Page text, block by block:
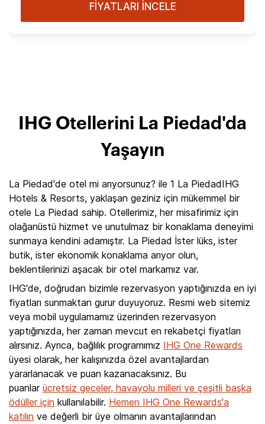
FİYATLARI İNCELE
IHG Otellerini La Piedad'da
Yaşayın
La Piedad'de otel mi arıyorsunuz? ile 1 La PiedadIHG
Hotels & Resorts, yaklaşan geziniz için mükemmel bir
otele La Piedad sahip. Otellerimiz, her misafirimiz için
olağanüstü hizmet ve unutulmaz bir konaklama deneyimi
sunmaya kendini adamıştır. La Piedad İster lüks, ister
butik, ister ekonomik konaklama arıyor olun,
beklentilerinizi aşacak bir otel markamız var.
IHG'de, doğrudan bizimle rezervasyon yaptığınızda en iyi
fiyatları sunmaktan gurur duyuyoruz. Resmi web sitemiz
veya mobil uygulamamız üzerinden rezervasyon
yaptığınızda, her zaman mevcut en rekabetçi fiyatları
alırsınız. Ayrıca, bağlılık programımız IHG One Rewards
üyesi olarak, her kalışınızda özel avantajlardan
yararlanacak ve puan kazanacaksınız. Bu
puanlar ücretsiz geceler, havayolu milleri ve çeşitli başka
ödüller için kullanılabilir. Hemen IHG One Rewards'a
katılın ve değerli bir üye olmanın avantajlarından